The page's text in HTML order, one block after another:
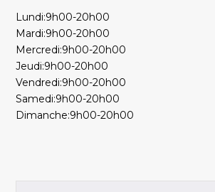
Lundi:9h00-20h00
Mardi:9h00-20h00
Mercredi:9h00-20h00
Jeudi:9h00-20h00
Vendredi:9h00-20h00
Samedi:9h00-20h00
Dimanche:9h00-20h00